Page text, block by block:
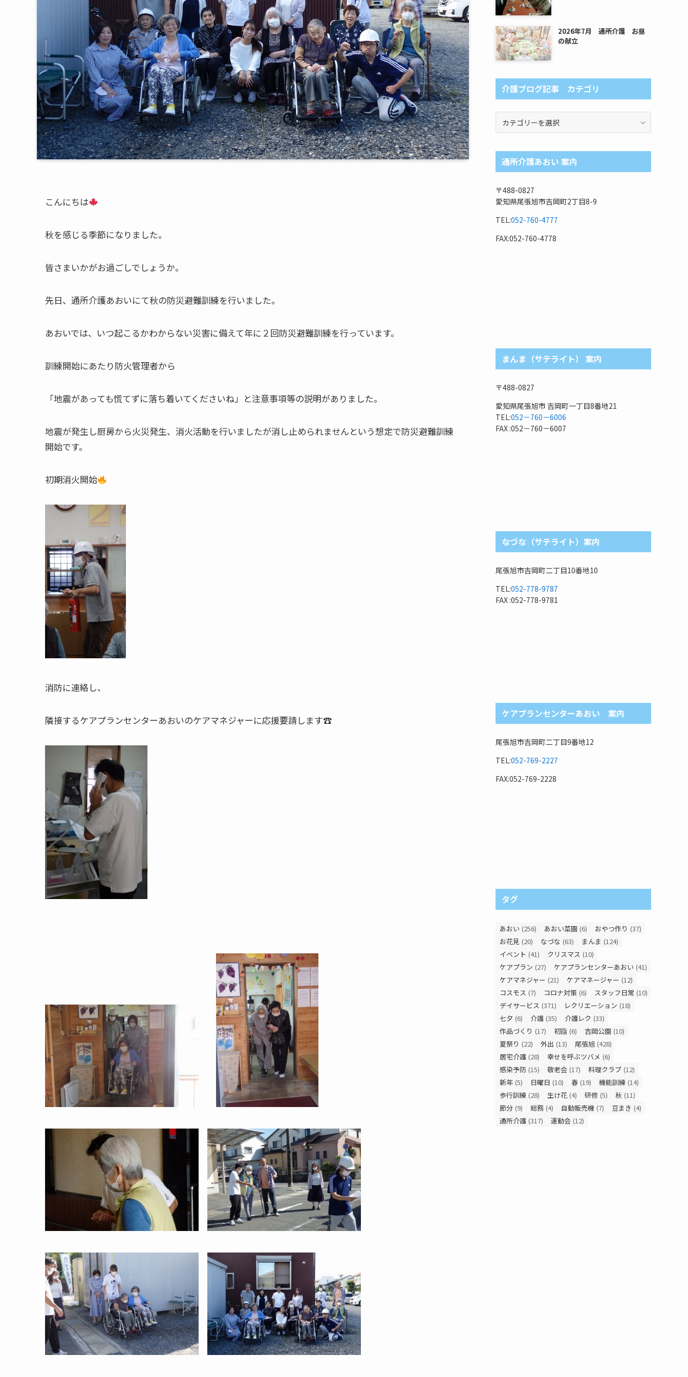
こんにちは
秋を感じる季節になりました。
皆さまいかがお過ごしでしょうか。
先日、通所介護あおいにて秋の防災避難訓練を行いました。
あおいでは、いつ起こるかわからない災害に備えて年に２回防災避難訓練を行っています。
訓練開始にあたり防火管理者から
「地震があっても慌てずに落ち着いてくださいね」と注意事項等の説明がありました。
地震が発生し厨房から火災発生、消火活動を行いましたが消し止められませんという想定で防災避難訓練
開始です。
初期消火開始
消防に連絡し、
隣接するケアプランセンターあおいのケアマネジャーに応援要請します☎
2026年7月 通所介護 お昼
の献立
介護ブログ記事 カテゴリ
ロ
グ
記
カ
テ
ゴ
通所介護あおい 案内
〒488-0827
愛知県尾張旭市吉岡町2丁目8-9
TEL:052-760-4777
FAX:052-760-4778
まんま（サテライト） 案内
〒488-0827
愛知県尾張旭市 吉岡町一丁目8番地21
TEL:052－760－6006
FAX :052－760－6007
なづな（サテライト）案内
尾張旭市吉岡町二丁目10番地10
TEL:052-778-9787
FAX :052-778-9781
ケアプランセンターあおい 案内
尾張旭市吉岡町二丁目9番地12
TEL:052-769-2227
FAX:052-769-2228
タグ
あおい (256) あおい菜園 (6) おやつ作り (37)
お花見 (20) なづな (63) まんま (124)
イベント (41) クリスマス (10)
ケアプラン (27) ケアプランセンターあおい (41)
ケアマネジャー (21) ケアマネージャー (12)
コスモス (7) コロナ対策 (6) スタッフ日常 (10)
デイサービス (371) レクリエーション (18)
七夕 (6) 介護 (35) 介護レク (33)
作品づくり (17) 初詣 (6) 吉岡公園 (10)
夏祭り (22) 外出 (13) 尾張旭 (428)
居宅介護 (28) 幸せを呼ぶツバメ (6)
感染予防 (15) 敬老会 (17) 料理クラブ (12)
新年 (5) 日曜日 (10) 春 (19) 機能訓練 (14)
歩行訓練 (28) 生け花 (4) 研修 (5) 秋 (11)
節分 (9) 総務 (4) 自動販売機 (7) 豆まき (4)
通所介護 (317) 運動会 (12)